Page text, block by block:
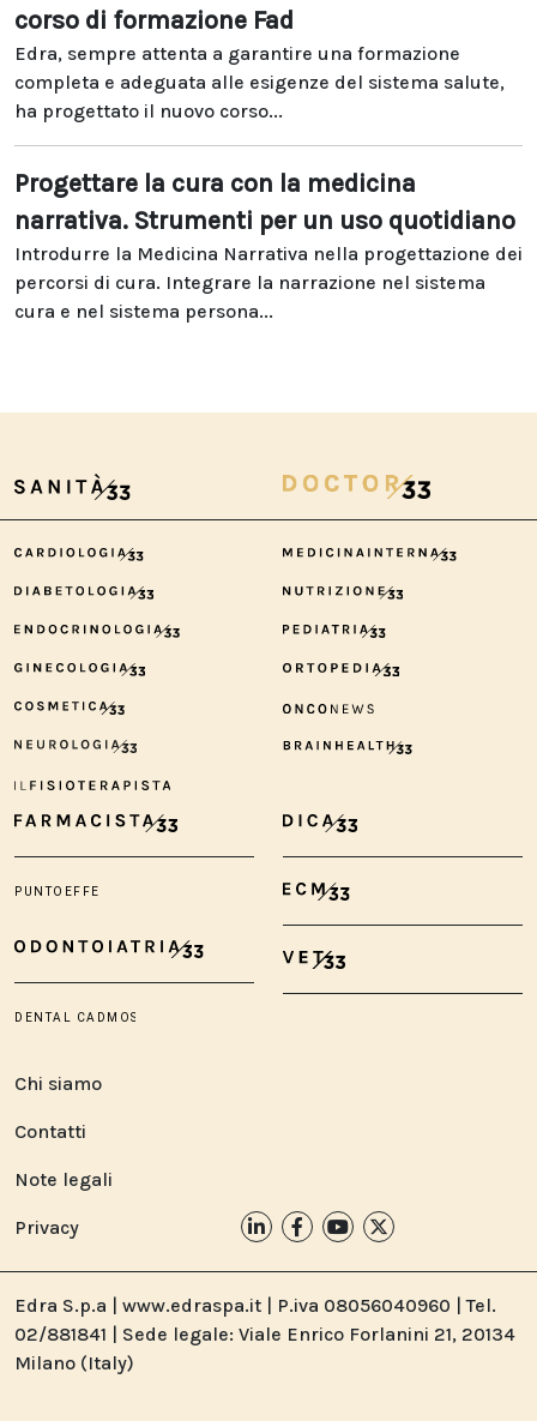
corso di formazione Fad
Edra, sempre attenta a garantire una formazione
completa e adeguata alle esigenze del sistema salute,
ha progettato il nuovo corso...
Progettare la cura con la medicina
narrativa. Strumenti per un uso quotidiano
Introdurre la Medicina Narrativa nella progettazione dei
percorsi di cura. Integrare la narrazione nel sistema
cura e nel sistema persona...
Chi siamo
Contatti
Note legali
Privacy
Edra S.p.a | www.edraspa.it | P.iva 08056040960 | Tel.
02/881841 | Sede legale: Viale Enrico Forlanini 21, 20134
Milano (Italy)